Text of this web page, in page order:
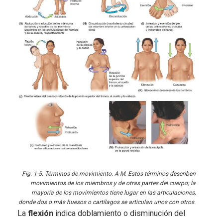
Fig. 1-5. Términos de movimiento. A-M. Estos términos describen
movimientos de los miembros y de otras partes del cuerpo; la
mayoría de los movimientos tiene lugar en las articulaciones,
donde dos o más huesos o cartílagos se articulan unos con otros.
La flexión indica doblamiento o disminución del